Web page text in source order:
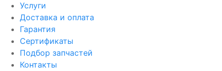
Услуги
Доставка и оплата
Гарантия
Сертификаты
Подбор запчастей
Контакты